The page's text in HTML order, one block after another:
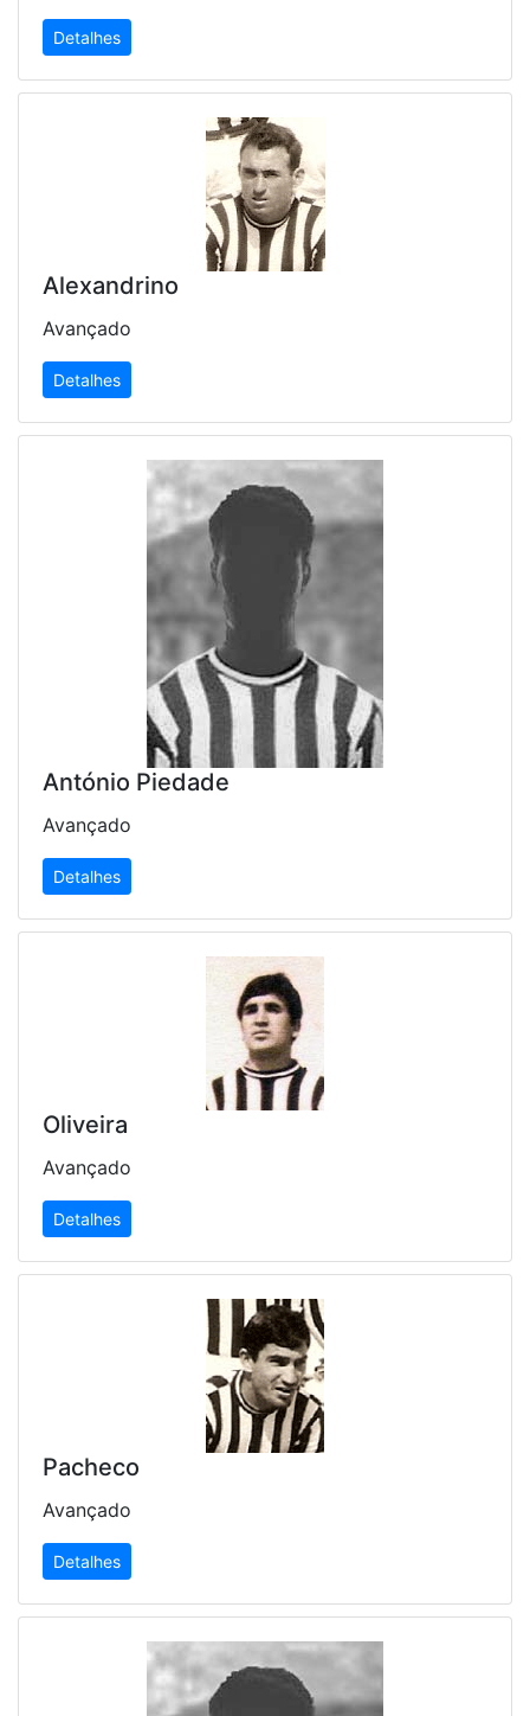
Detalhes
Alexandrino
Avançado
Detalhes
António Piedade
Avançado
Detalhes
Oliveira
Avançado
Detalhes
Pacheco
Avançado
Detalhes